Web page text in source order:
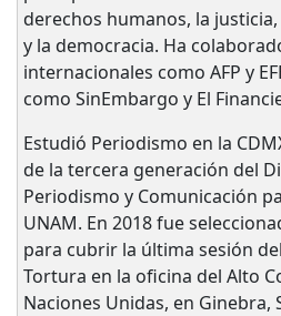
derechos humanos, la
y la democracia. Ha
internacionales como AFP y
como SinEmbargo y El
Estudió Periodismo en la
de la tercera generación del
Periodismo y Comunicación
UNAM. En 2018 fue
para cubrir la última sesión
Tortura en la oficina del Alto
Naciones Unidas, en Ginebra,